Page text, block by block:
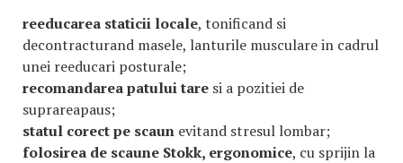
reeducarea staticii locale, tonificand si
decontracturand masele, lanturile musculare in cadrul
unei reeducari posturale;
recomandarea patului tare si a pozitiei de
suprareapaus;
statul corect pe scaun evitand stresul lombar;
folosirea de scaune Stokk, ergonomice, cu sprijin la